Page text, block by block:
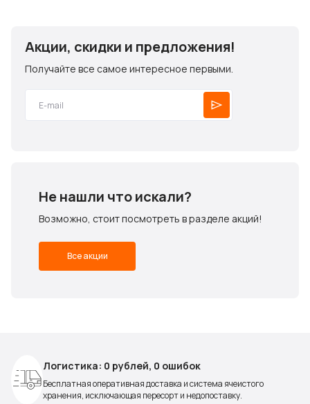
Акции, скидки и предложения!
Получайте все самое интересное первыми.
Не нашли что искали?
Возможно, стоит посмотреть в разделе акций!
Все акции
Логистика: 0 рублей, 0 ошибок
Бесплатная оперативная доставка и система ячеистого
хранения, исключающая пересорт и недопоставку.